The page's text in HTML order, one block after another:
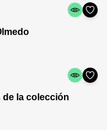
la colección